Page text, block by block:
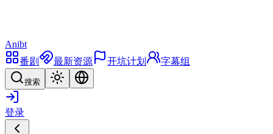
Anibt
番剧
最新资源 开坑计划 字幕组
搜索
登录